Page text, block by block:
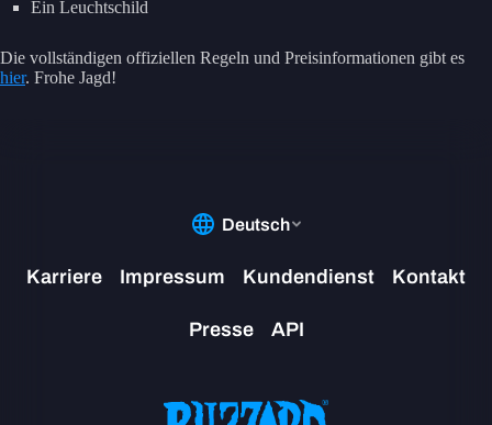
Ein Leuchtschild
Die vollständigen offiziellen Regeln und Preisinformationen gibt es
hier. Frohe Jagd!